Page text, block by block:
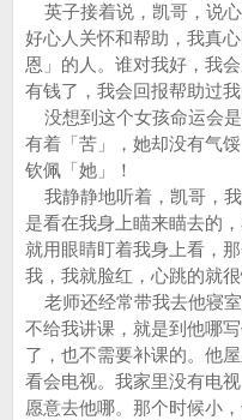
英子接着说，凯哥，说
好心人关怀和帮助，我真
恩」的人。谁对我好，我
有钱了，我会回报帮助过
没想到这个女孩命运会
有着「苦」，她却没有气
钦佩「她」！
我静静地听着，凯哥，
是看在我身上瞄来瞄去的
就用眼睛盯着我身上看，
我，我就脸红，心跳的就
老师还经常带我去他寝
不给我讲课，就是到他哪
了，也不需要补课的。他
看会电视。我家里没有电
愿意去他哪。那个时候小